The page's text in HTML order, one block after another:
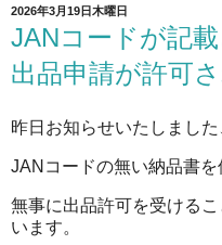
2026年3月19日木曜日
JANコードが記
出品申請が許可
昨日お知らせいたしました
JANコードの無い納品書を
無事に出品許可を受ける
います。